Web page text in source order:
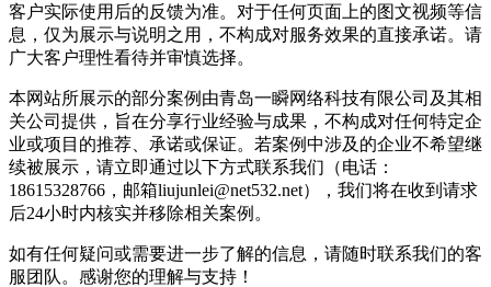
客户实际使用后的反馈为准。对于任何页面上的图文视频等信
息，仅为展示与说明之用，不构成对服务效果的直接承诺。请
广大客户理性看待并审慎选择。
本网站所展示的部分案例由青岛一瞬网络科技有限公司及其相
关公司提供，旨在分享行业经验与成果，不构成对任何特定企
业或项目的推荐、承诺或保证。若案例中涉及的企业不希望继
续被展示，请立即通过以下方式联系我们（电话：
18615328766，邮箱liujunlei@net532.net），我们将在收到请求
后24小时内核实并移除相关案例。
如有任何疑问或需要进一步了解的信息，请随时联系我们的客
服团队。感谢您的理解与支持！